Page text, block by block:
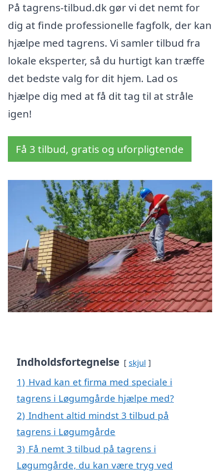
På tagrens-tilbud.dk gør vi det nemt for
dig at finde professionelle fagfolk, der kan
hjælpe med tagrens. Vi samler tilbud fra
lokale eksperter, så du hurtigt kan træffe
det bedste valg for dit hjem. Lad os
hjælpe dig med at få dit tag til at stråle
igen!
Få 3 tilbud, gratis og uforpligtende
Indholdsfortegnelse skjul
1) Hvad kan et firma med speciale i
tagrens i Løgumgårde hjælpe med?
2) Indhent altid mindst 3 tilbud på
tagrens i Løgumgårde
3) Få nemt 3 tilbud på tagrens i
Løgumgårde, du kan være tryg ved